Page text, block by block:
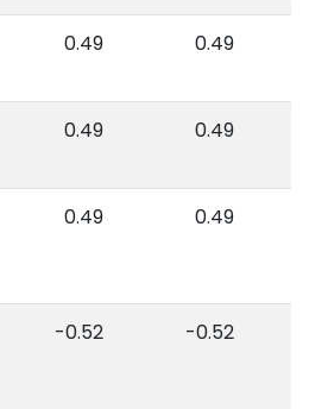
0.49 0.49
0.49 0.49
0.49 0.49
-0.52 -0.52